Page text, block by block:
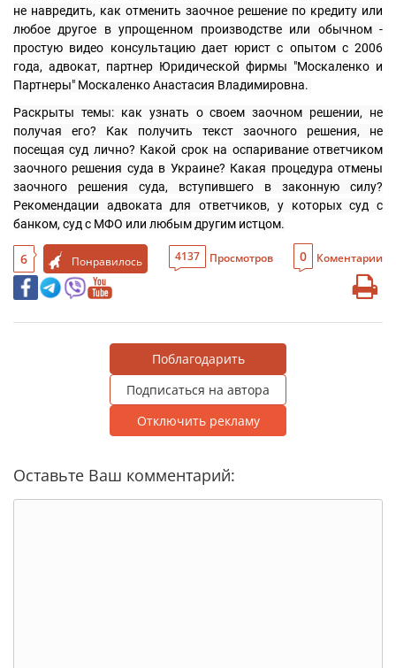
не навредить, как отменить заочное решение по кредиту или
любое другое в упрощенном производстве или обычном -
простую видео консультацию дает юрист с опытом с 2006
года, адвокат, партнер Юридической фирмы "Москаленко и
Партнеры" Москаленко Анастасия Владимировна.
Раскрыты темы: как узнать о своем заочном решении, не
получая его? Как получить текст заочного решения, не
посещая суд лично? Какой срок на оспаривание ответчиком
заочного решения суда в Украине? Какая процедура отмены
заочного решения суда, вступившего в законную силу?
Рекомендации адвоката для ответчиков, у которых суд с
банком, суд с МФО или любым другим истцом.
6 Понравилось 4137 Просмотров 0 Коментарии
Поблагодарить
Подписаться на автора
Отключить рекламу
Оставьте Ваш комментарий: